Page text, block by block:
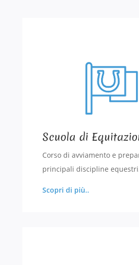
Scuola di
Corso di avviamento e
principali discipline
Scopri di più..